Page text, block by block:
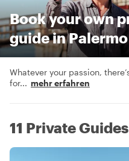
Book your own
guide in Palermo
Whatever your passion,
for... mehr erfahren
11 Private